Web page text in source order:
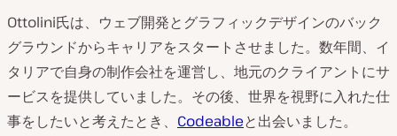
Ottolini氏は、ウェブ開発とグラフィックデザインのバック
グラウンドからキャリアをスタートさせました。数年間、イ
タリアで自身の制作会社を運営し、地元のクライアントにサ
ービスを提供していました。その後、世界を視野に入れた仕
事をしたいと考えたとき、 Codeableと出会いました。